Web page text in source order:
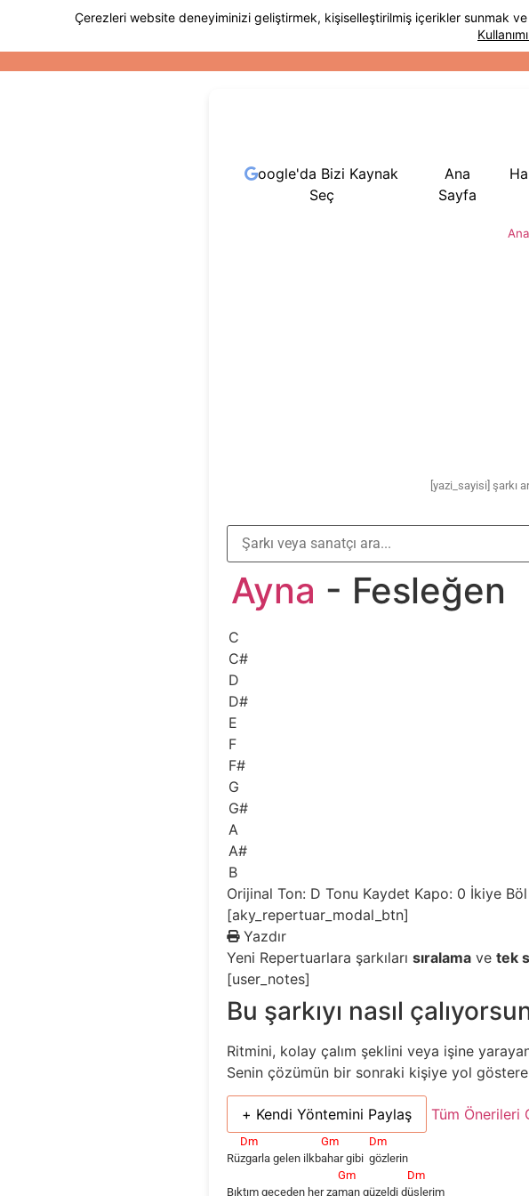
oogle'da Bizi Kaynak
Seç
Ana
Sayfa
[yazi_sayisi] şarkı
Ayna - Fesleğen
C
C#
D
D#
E
F
F#
G
G#
A
A#
B
Orijinal Ton: DTonu Kaydet Kapo: 0 İkiye Böl
[aky_repertuar_modal_btn]
Yazdır
Yeni Repertuarlara şarkılarısıralama vetek
[user_notes]
Bu şarkıyı nasıl
Ritmini, kolay çalım şeklini veya işine
Senin çözümün bir sonraki kişiye yol
+ Kendi Yöntemini Paylaş Tüm Önerileri
Rü
Dm
zgarla gelen ilkb
Gm
ahar gibi
Dm
gözlerin
Bıktım geceden her za
Gm
man güzeldi d
Dm
üşlerim